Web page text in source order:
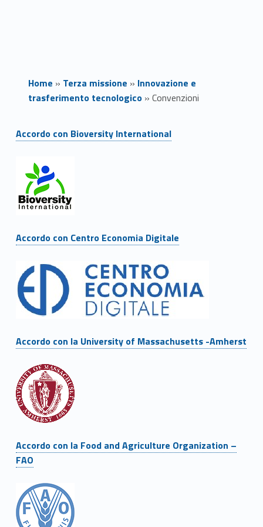
Home » Terza missione » Innovazione e
trasferimento tecnologico» Convenzioni
C
n
v
e
z
i
n
i
Link identifier #identifier__44775-1
Accordo con Bioversity International
Link identifier #identifier__4144-3
Accordo con Centro Economia Digitale
Link identifier #identifier__180475-5
Accordo con la University of Massachusetts -Amherst
Link identifier #identifier__40416-7
Accordo con la Food and Agriculture Organization –
FAO